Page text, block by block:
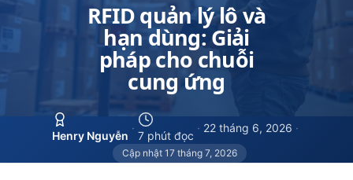
RFID quản lý lô và
hạn dùng: Giải
pháp cho chuỗi
cung ứng
Henry Nguyễn
·
7 phút đọc
· 22 tháng 6, 2026 ·
Cập nhật 17 tháng 7, 2026